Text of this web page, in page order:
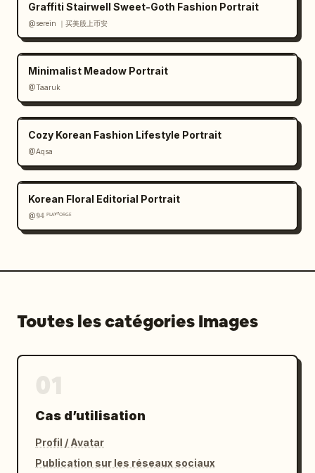
Graffiti Stairwell Sweet-Goth Fashion Portrait
@serein ｜买美股上币安
Minimalist Meadow Portrait
@Taaruk
Cozy Korean Fashion Lifestyle Portrait
@Aqsa
Korean Floral Editorial Portrait
@𝟡𝟜 ᴾᴸᴬʸᶠᴼᴿᴳᴱ
Toutes les catégories Images
Cas d’utilisation
Profil / Avatar
Publication sur les réseaux sociaux